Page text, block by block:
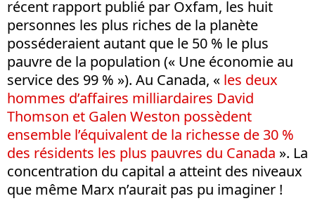
récent rapport publié par Oxfam, les huit
personnes les plus riches de la planète
posséderaient autant que le 50 % le plus
pauvre de la population (« Une économie au
service des 99 % »). Au Canada, « les deux
hommes d’affaires milliardaires David
Thomson et Galen Weston possèdent
ensemble l’équivalent de la richesse de 30 %
des résidents les plus pauvres du Canada ». La
concentration du capital a atteint des niveaux
que même Marx n’aurait pas pu imaginer !